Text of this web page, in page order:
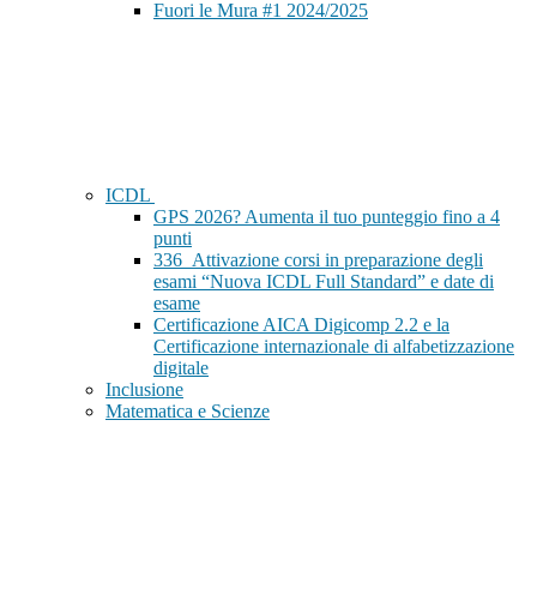
Fuori le Mura #1 2024/2025
ICDL
GPS 2026? Aumenta il tuo punteggio fino a 4
punti
336_Attivazione corsi in preparazione degli
esami “Nuova ICDL Full Standard” e date di
esame
Certificazione AICA Digicomp 2.2 e la
Certificazione internazionale di alfabetizzazione
digitale
Inclusione
Matematica e Scienze